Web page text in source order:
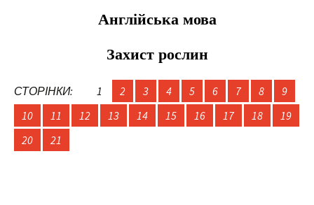
Англійська мова
Захист рослин
СТОРІНКИ: 1 2 3 4 5 6 7 8
9
10
11 12 13 14 15 16 17 18
19
20
21